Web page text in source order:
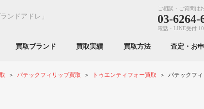
ランドアドレ」
ご相談・ご質問は
03-6264-
電話・LINE受付
買取ブランド 買取実績 買取方法 査定・お
パテックフィリップ買取 トゥエンティフォー買取 パテックフ